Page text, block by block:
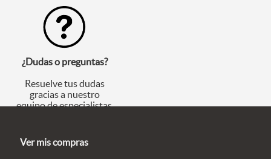
¿Dudas o preguntas?
Resuelve tus dudas
gracias a nuestro
equipo de especialistas.
Ver mis compras